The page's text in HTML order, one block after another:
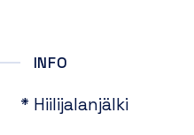
INFO
* Hiilijalanjälki